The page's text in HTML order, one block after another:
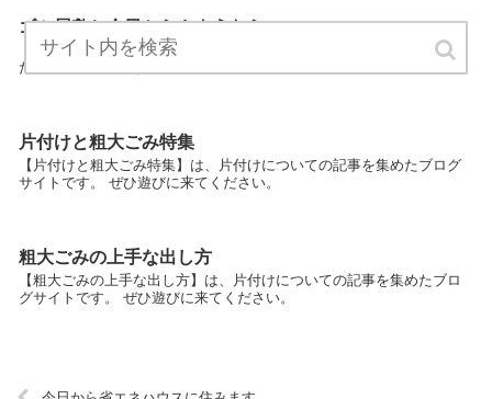
ゴミ屋敷と今日からさようなら
【ゴミ屋敷と今日からさようなら】は、片付けについての記事を集め
たブログサイトです。 ぜひ遊びに来てください。
片付けと粗大ごみ特集
【片付けと粗大ごみ特集】は、片付けについての記事を集めたブログ
サイトです。 ぜひ遊びに来てください。
粗大ごみの上手な出し方
【粗大ごみの上手な出し方】は、片付けについての記事を集めたブロ
グサイトです。 ぜひ遊びに来てください。